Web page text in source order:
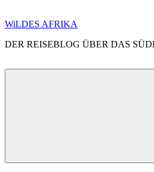
Zum
springen
WiLDES AFRIKA
DER REISEBLOG ÜBER DAS